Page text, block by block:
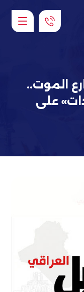
الموت..
على